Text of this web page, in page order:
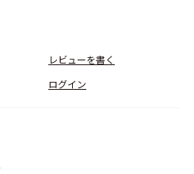
レビューを書く
ログイン